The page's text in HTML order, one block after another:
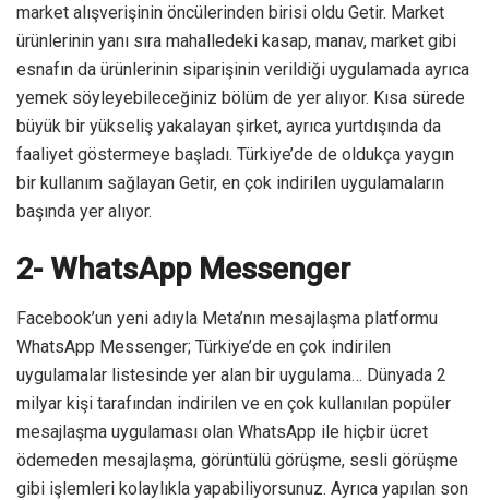
market alışverişinin öncülerinden birisi oldu Getir. Market
ürünlerinin yanı sıra mahalledeki kasap, manav, market gibi
esnafın da ürünlerinin siparişinin verildiği uygulamada ayrıca
yemek söyleyebileceğiniz bölüm de yer alıyor. Kısa sürede
büyük bir yükseliş yakalayan şirket, ayrıca yurtdışında da
faaliyet göstermeye başladı. Türkiye’de de oldukça yaygın
bir kullanım sağlayan Getir, en çok indirilen uygulamaların
başında yer alıyor.
2- WhatsApp Messenger
Facebook’un yeni adıyla Meta’nın mesajlaşma platformu
WhatsApp Messenger; Türkiye’de en çok indirilen
uygulamalar listesinde yer alan bir uygulama… Dünyada 2
milyar kişi tarafından indirilen ve en çok kullanılan popüler
mesajlaşma uygulaması olan WhatsApp ile hiçbir ücret
ödemeden mesajlaşma, görüntülü görüşme, sesli görüşme
gibi işlemleri kolaylıkla yapabiliyorsunuz. Ayrıca yapılan son